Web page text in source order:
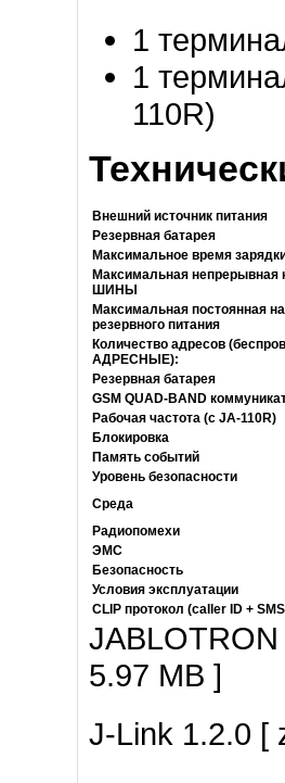
1
1
110R)
Внешний источник питания
Резервная батарея
Максимальное время
Максимальная непрерывная
ШИНЫ
Максимальная постоянная
резервного питания
Количество адресов
АДРЕСНЫЕ):
Резервная батарея
GSM QUAD-BAND
Рабочая частота (с JA-110R)
Блокировка
Память событий
Уровень безопасности
Среда
Радиопомехи
ЭМС
Безопасность
Условия эксплуатации
CLIP протокол (caller ID +
JABLOTRON
5.97 MB ]
J-Link 1.2.0 [